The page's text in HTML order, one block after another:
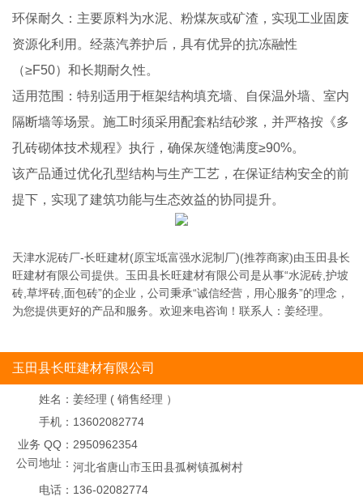
环保耐久：主要原料为水泥、粉煤灰或矿渣，实现工业固废
资源化利用。经蒸汽养护后，具有优异的抗冻融性
（≥F50）和长期耐久性。
适用范围：特别适用于框架结构填充墙、自保温外墙、室内
隔断墙等场景。施工时须采用配套粘结砂浆，并严格按《多
孔砖砌体技术规程》执行，确保灰缝饱满度≥90%。
该产品通过优化孔型结构与生产工艺，在保证结构安全的前
提下，实现了建筑功能与生态效益的协同提升。
天津水泥砖厂-长旺建材(原宝坻富强水泥制厂)(推荐商家)由玉田县长
旺建材有限公司提供。玉田县长旺建材有限公司是从事“水泥砖,护坡
砖,草坪砖,面包砖”的企业，公司秉承“诚信经营，用心服务”的理念，
为您提供更好的产品和服务。欢迎来电咨询！联系人：姜经理。
玉田县长旺建材有限公司
姓名： 姜经理 ( 销售经理 ）
手机： 13602082774
业务 QQ： 2950962354
公司地址： 河北省唐山市玉田县孤树镇孤树村
电话： 136-02082774